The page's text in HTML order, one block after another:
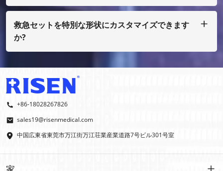
常の印刷ではない場合は、サンプル費用を支払う必要がありま
す。
救急セットを特別な形状にカスタマイズできます
か?
+86-18028267826
sales19@risenmedical.com
中国広東省東莞市万江街万江荘業産業道路7号ビル301号室